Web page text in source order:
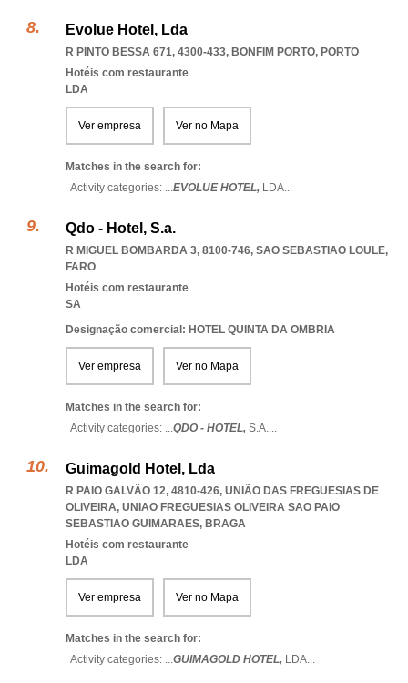
Evolue Hotel, Lda
R PINTO BESSA 671, 4300-433, BONFIM PORTO, PORTO
Hotéis com restaurante
LDA
Ver empresa Ver no Mapa
Matches in the search for:
Activity categories: ...EVOLUE HOTEL, LDA...
Qdo - Hotel, S.a.
R MIGUEL BOMBARDA 3, 8100-746, SAO SEBASTIAO LOULE,
FARO
Hotéis com restaurante
SA
Designação comercial: HOTEL QUINTA DA OMBRIA
Ver empresa Ver no Mapa
Matches in the search for:
Activity categories: ...QDO - HOTEL, S.A....
Guimagold Hotel, Lda
R PAIO GALVÃO 12, 4810-426, UNIÃO DAS FREGUESIAS DE
OLIVEIRA, UNIAO FREGUESIAS OLIVEIRA SAO PAIO
SEBASTIAO GUIMARAES, BRAGA
Hotéis com restaurante
LDA
Ver empresa Ver no Mapa
Matches in the search for:
Activity categories: ...GUIMAGOLD HOTEL, LDA...